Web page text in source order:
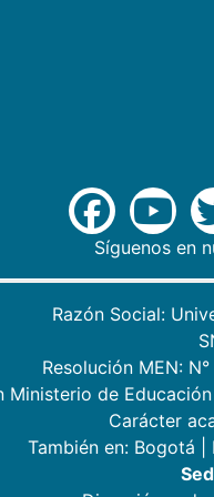
Síguenos en
Razón Social:
Resolución MEN:
Ministerio de
Carácter
También en: Bogotá